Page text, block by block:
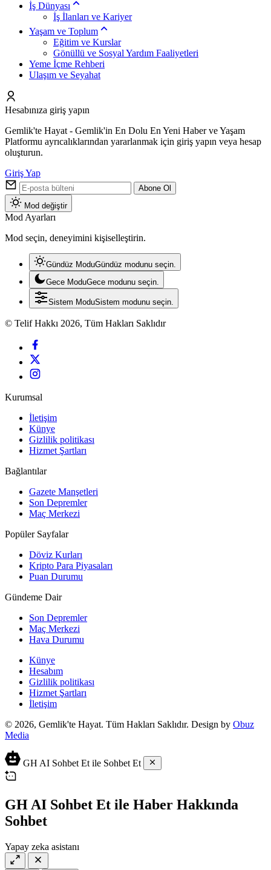
İş Dünyası
İş İlanları ve Kariyer
Yaşam ve Toplum
Eğitim ve Kurslar
Gönüllü ve Sosyal Yardım Faaliyetleri
Yeme İçme Rehberi
Ulaşım ve Seyahat
Hesabınıza giriş yapın
Gemlik'te Hayat - Gemlik'in En Dolu En Yeni Haber ve Yaşam
Platformu ayrıcalıklarından yararlanmak için giriş yapın veya hesap
oluşturun.
Giriş Yap
Abone Ol
Mod değiştir
Mod Ayarları
Mod seçin, deneyimini kişiselleştirin.
Gündüz ModuGündüz modunu seçin.
Gece ModuGece modunu seçin.
Sistem ModuSistem modunu seçin.
© Telif Hakkı 2026, Tüm Hakları Saklıdır
Kurumsal
İletişim
Künye
Gizlilik politikası
Hizmet Şartları
Bağlantılar
Gazete Manşetleri
Son Depremler
Maç Merkezi
Popüler Sayfalar
Döviz Kurları
Kripto Para Piyasaları
Puan Durumu
Gündeme Dair
Son Depremler
Maç Merkezi
Hava Durumu
Künye
Hesabım
Gizlilik politikası
Hizmet Şartları
İletişim
© 2026, Gemlik'te Hayat. Tüm Hakları Saklıdır. Design by Obuz
Media
GH AI Sohbet Et ile Sohbet Et
GH AI Sohbet Et ile Haber Hakkında
Sohbet
Yapay zeka asistanı